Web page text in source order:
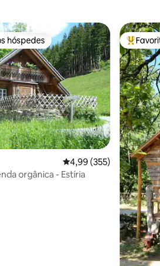
hóspedes mais apreciados
hóspedes
Classificação média de
4,99 (355)
orgânica - Estíria